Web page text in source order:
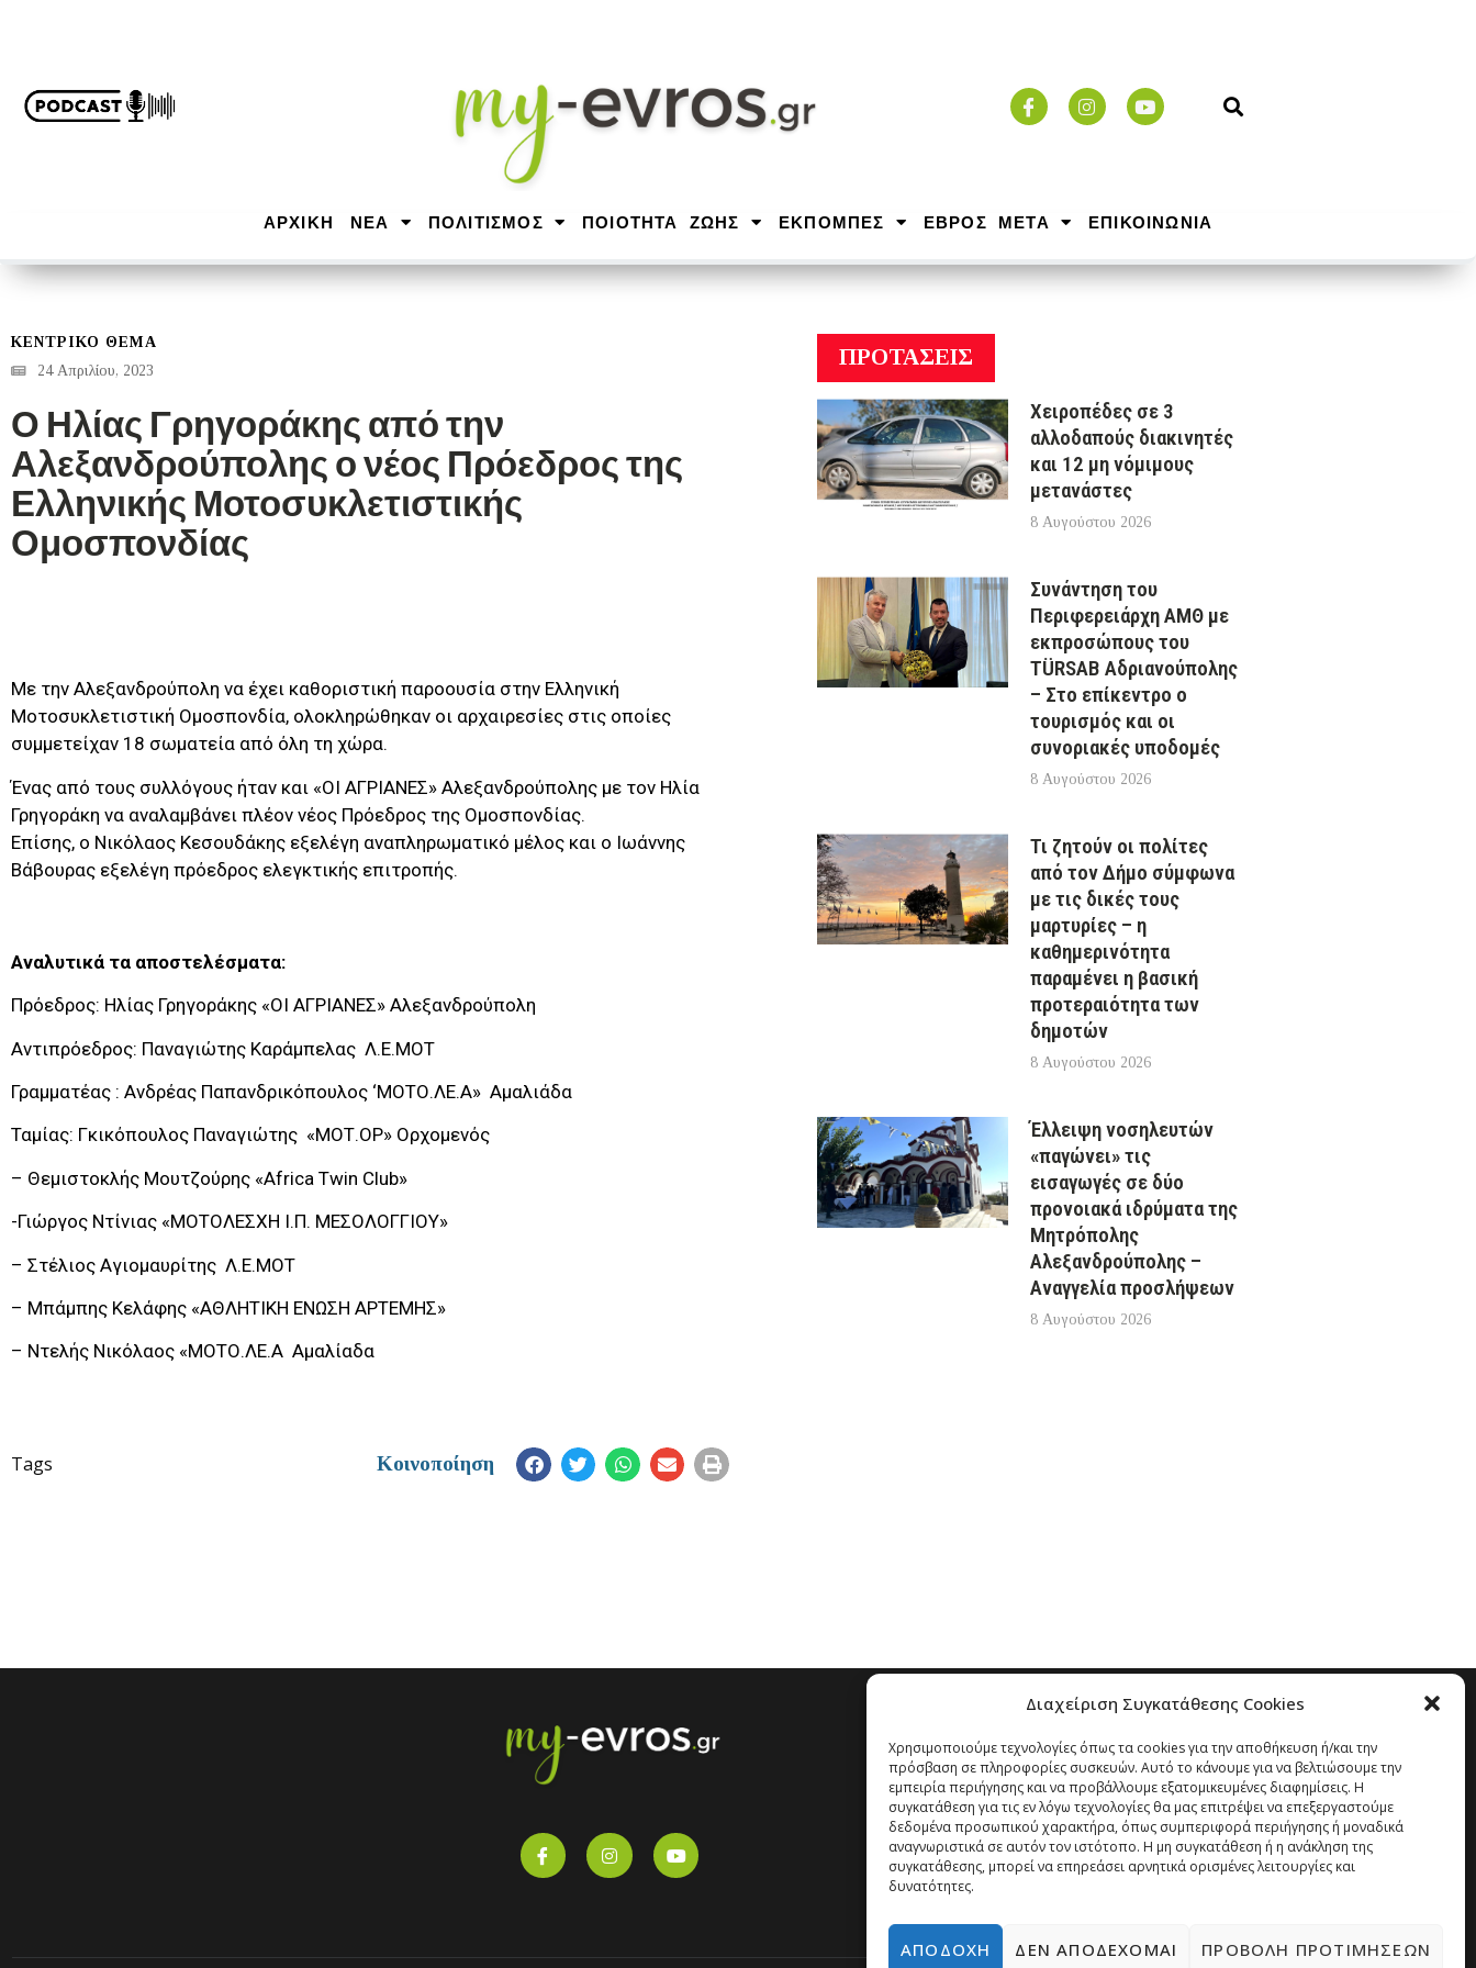
Διαχείριση Συγκατάθεσης Cookies
Χρησιμοποιούμε τεχνολογίες όπως τα cookies για την αποθήκευση ή/και την
πρόσβαση σε πληροφορίες συσκευών. Αυτό το κάνουμε για να βελτιώσουμε την
εμπειρία περιήγησης και να προβάλλουμε εξατομικευμένες διαφημίσεις. Η
συγκατάθεση για τις εν λόγω τεχνολογίες θα μας επιτρέψει να επεξεργαστούμε
δεδομένα προσωπικού χαρακτήρα, όπως συμπεριφορά περιήγησης ή μοναδικά
αναγνωριστικά σε αυτόν τον ιστότοπο. Η μη συγκατάθεση ή η ανάκληση της
συγκατάθεσης, μπορεί να επηρεάσει αρνητικά ορισμένες λειτουργίες και
δυνατότητες.
ΑΠΟΔΟΧΉ ΔΕΝ ΑΠΟΔΈΧΟΜΑΙ ΠΡΟΒΟΛΉ ΠΡΟΤΙΜΉΣΕΩΝ
ΑΡΧΙΚΉ ΝΕΑ ΠΟΛΙΤΙΣΜΟΣ ΠΟΙΟΤΗΤΑ ΖΩΗΣ ΕΚΠΟΜΠΕΣ ΕΒΡΟΣ ΜΕΤΑ ΕΠΙΚΟΙΝΩΝΙΑ
ΚΕΝΤΡΙΚΟ ΘΕΜΑ
24 Απριλίου, 2023
Ο Ηλίας Γρηγοράκης από την
Αλεξανδρούπολης ο νέος Πρόεδρος της
Ελληνικής Μοτοσυκλετιστικής
Ομοσπονδίας
Με την Αλεξανδρούπολη να έχει καθοριστική παροουσία στην Ελληνική
Μοτοσυκλετιστική Ομοσπονδία, ολοκληρώθηκαν οι αρχαιρεσίες στις οποίες
συμμετείχαν 18 σωματεία από όλη τη χώρα.
Ένας από τους συλλόγους ήταν και «ΟΙ ΑΓΡΙΑΝΕΣ» Αλεξανδρούπολης με τον Ηλία
Γρηγοράκη να αναλαμβάνει πλέον νέος Πρόεδρος της Ομοσπονδίας.
Επίσης, o Νικόλαος Κεσουδάκης εξελέγη αναπληρωματικό μέλος και ο Ιωάννης
Βάβουρας εξελέγη πρόεδρος ελεγκτικής επιτροπής.
Αναλυτικά τα αποστελέσματα:
Πρόεδρος: Ηλίας Γρηγοράκης «ΟΙ ΑΓΡΙΑΝΕΣ» Αλεξανδρούπολη
Αντιπρόεδρος: Παναγιώτης Καράμπελας Λ.Ε.ΜΟΤ
Γραμματέας : Ανδρέας Παπανδρικόπουλος ‘ΜΟΤΟ.ΛΕ.Α» Αμαλιάδα
Ταμίας: Γκικόπουλος Παναγιώτης «ΜΟΤ.ΟΡ» Ορχομενός
– Θεμιστοκλής Μουτζούρης «Africa Twin Club»
-Γιώργος Ντίνιας «ΜΟΤΟΛΕΣΧΗ Ι.Π. ΜΕΣΟΛΟΓΓΙΟΥ»
– Στέλιος Αγιομαυρίτης Λ.Ε.ΜΟΤ
– Μπάμπης Κελάφης «ΑΘΛΗΤΙΚΗ ΕΝΩΣΗ ΑΡΤΕΜΗΣ»
– Ντελής Νικόλαος «ΜΟΤΟ.ΛΕ.Α Αμαλίαδα
Tags Κοινοποίηση
ΠΡΟΤΑΣΕΙΣ
Χειροπέδες σε 3
αλλοδαπούς διακινητές
και 12 μη νόμιμους
μετανάστες
8 Αυγούστου 2026
Συνάντηση του
Περιφερειάρχη ΑΜΘ με
εκπροσώπους του
TÜRSAB Αδριανούπολης
– Στο επίκεντρο ο
τουρισμός και οι
συνοριακές υποδομές
8 Αυγούστου 2026
Τι ζητούν οι πολίτες
από τον Δήμο σύμφωνα
με τις δικές τους
μαρτυρίες – η
καθημερινότητα
παραμένει η βασική
προτεραιότητα των
δημοτών
8 Αυγούστου 2026
Έλλειψη νοσηλευτών
«παγώνει» τις
εισαγωγές σε δύο
προνοιακά ιδρύματα της
Μητρόπολης
Αλεξανδρούπολης –
Αναγγελία προσλήψεων
8 Αυγούστου 2026